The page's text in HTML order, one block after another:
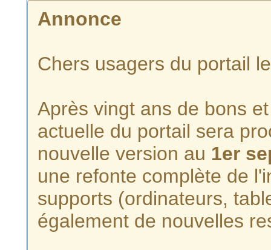
Annonce
Chers usagers du portail
Après vingt ans de bons
actuelle du portail sera
nouvelle version au 1er
une refonte complète de
supports (ordinateurs,
également de nouvelles